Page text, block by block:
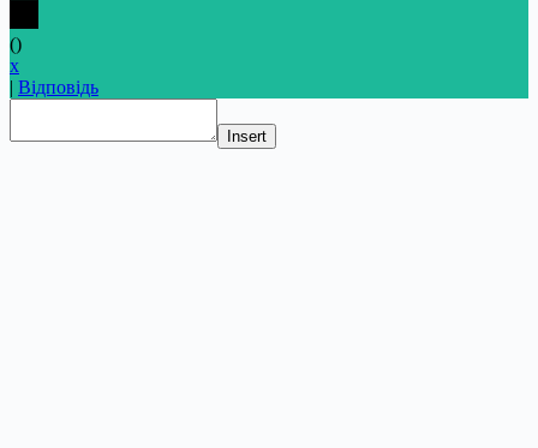
()
x
| Відповідь
Insert